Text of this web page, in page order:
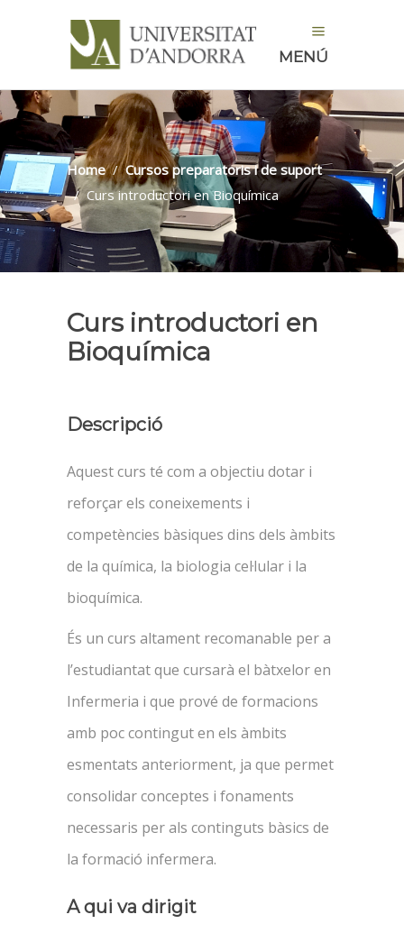
MENÚ
Home/Cursos preparatoris i de suport
/Curs introductori en Bioquímica
Curs introductori en
Bioquímica
Descripció
Aquest curs té com a objectiu dotar i
reforçar els coneixements i
competències bàsiques dins dels àmbits
de la química, la biologia cel·lular i la
bioquímica.
És un curs altament recomanable per a
l’estudiantat que cursarà el bàtxelor en
Infermeria i que prové de formacions
amb poc contingut en els àmbits
esmentats anteriorment, ja que permet
consolidar conceptes i fonaments
necessaris per als continguts bàsics de
la formació infermera.
A qui va dirigit